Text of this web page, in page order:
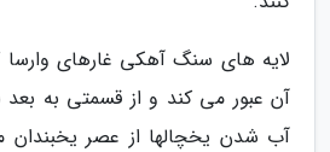
لایه های سنگ آهکی غارهای وارسا
آن عبور می کند و از قسمتی به بعد